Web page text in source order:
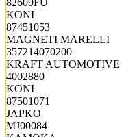
KONI
87451053
MAGNETI MARELLI
357214070200
KRAFT AUTOMOTIVE
4002880
KONI
87501071
JAPKO
MJ00084